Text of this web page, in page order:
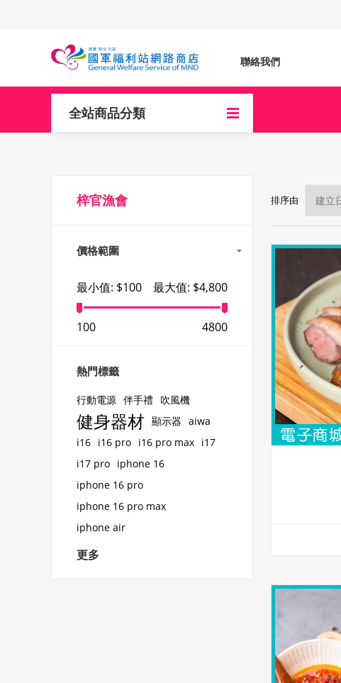
聯絡我們
全站商品分類
排序由
梓官漁會
價格範圍
最小值: $100 最大值: $4,800
100 4800
熱門標籤
行動電源 伴手禮 吹風機
健身器材 顯示器 aiwa
i16 i16 pro i16 pro max i17
i17 pro iphone 16
iphone 16 pro
iphone 16 pro max
iphone air
更多